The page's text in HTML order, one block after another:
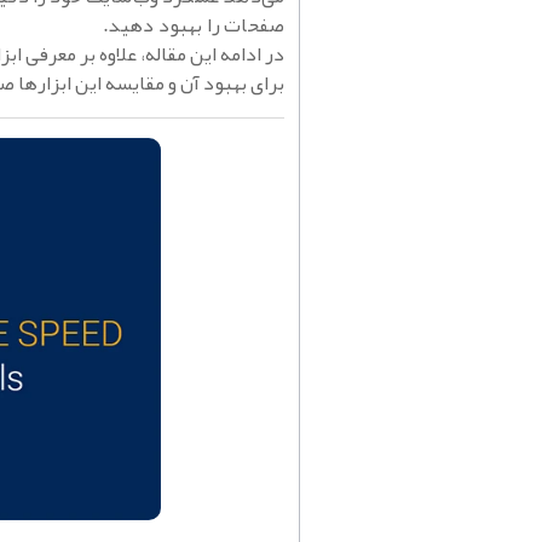
صفحات را بهبود دهید.
در ادامه این مقاله، علاوه بر
برای بهبود آن و مقایسه این